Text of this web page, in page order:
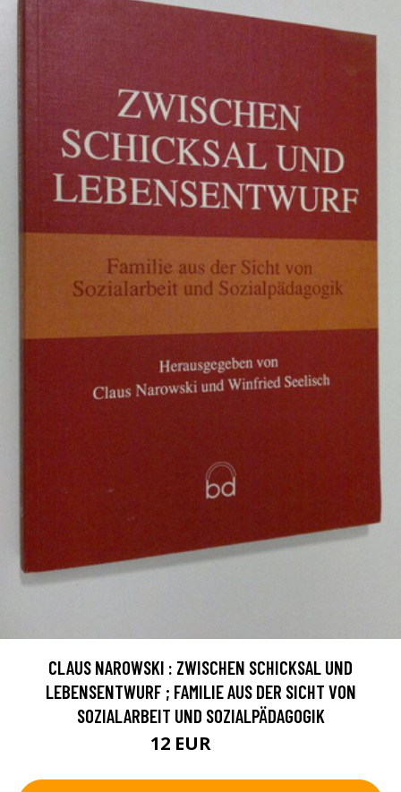
CLAUS NAROWSKI : ZWISCHEN SCHICKSAL UND
LEBENSENTWURF ; FAMILIE AUS DER SICHT VON
SOZIALARBEIT UND SOZIALPÄDAGOGIK
12 EUR